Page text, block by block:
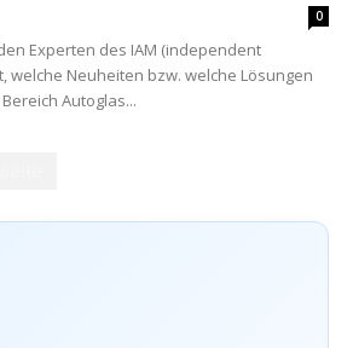
0
Experten des IAM (independent
welche Neuheiten bzw. welche Lösungen
Autoglas...